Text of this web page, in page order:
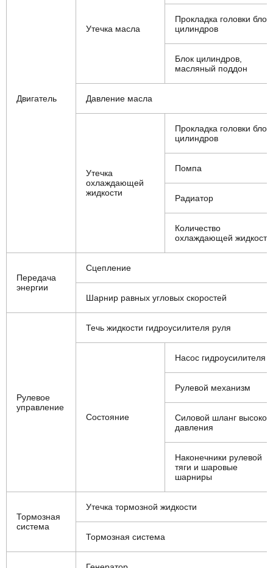
Двигатель
Утечка масла
Прокладка головки
цилиндров
Блок цилиндров,
масляный поддон
Давление масла
Утечка
охлаждающей
жидкости
Прокладка головки
цилиндров
Помпа
Радиатор
Количество
охлаждающей жидкости
Передача
энергии
Сцепление
Шарнир равных угловых скоростей
Рулевое
управление
Течь жидкости гидроусилителя руля
Состояние
Насос гидроусилителя
Рулевой механизм
Силовой шланг
давления
Наконечники рулевой
тяги и шаровые
шарниры
Тормозная
система
Утечка тормозной жидкости
Тормозная система